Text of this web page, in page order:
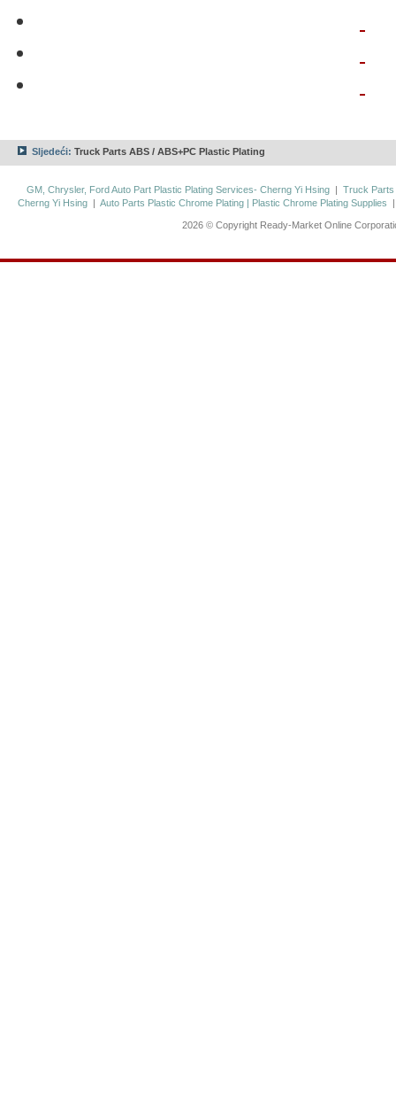
Sljedeći: Truck Parts ABS / ABS+PC Plastic Plating
GM, Chrysler, Ford Auto Part Plastic Plating Services- Cherng Yi Hsing | Truck Parts
Cherng Yi Hsing |Auto Parts Plastic Chrome Plating | Plastic Chrome Plating Supplies
2026 © Copyright Ready-Market Online